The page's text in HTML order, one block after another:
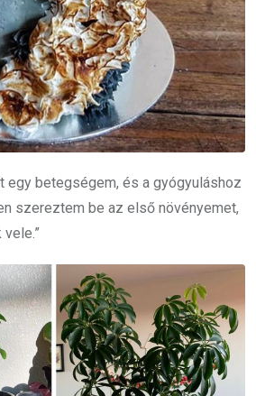
egy betegségem, és a gyógyuláshoz
szereztem be az első növényemet,